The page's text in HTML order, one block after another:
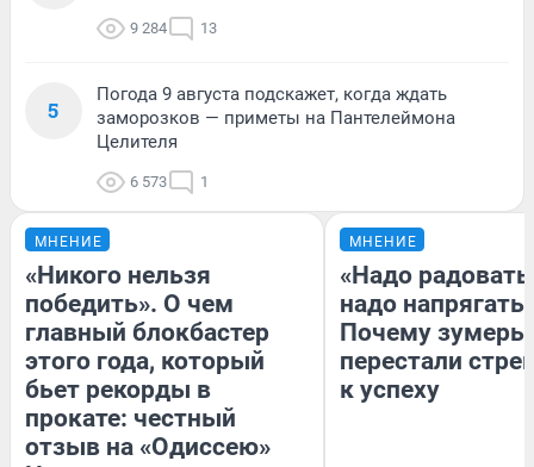
9 284 13
5
Погода 9 августа подскажет, когда ждать
заморозков — приметы на Пантелеймона
Целителя
6 573 1
МНЕНИЕ
«Никого нельзя
победить». О чем
главный блокбастер
этого года, который
бьет рекорды в
прокате: честный
отзыв на «Одиссею»
МНЕНИЕ
«Надо
надо
Почему зумеры
перестали
к успеху